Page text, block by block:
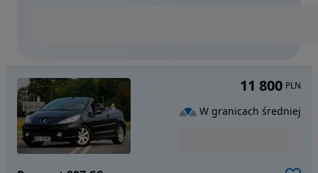
11 800 PLN
W granicach średniej